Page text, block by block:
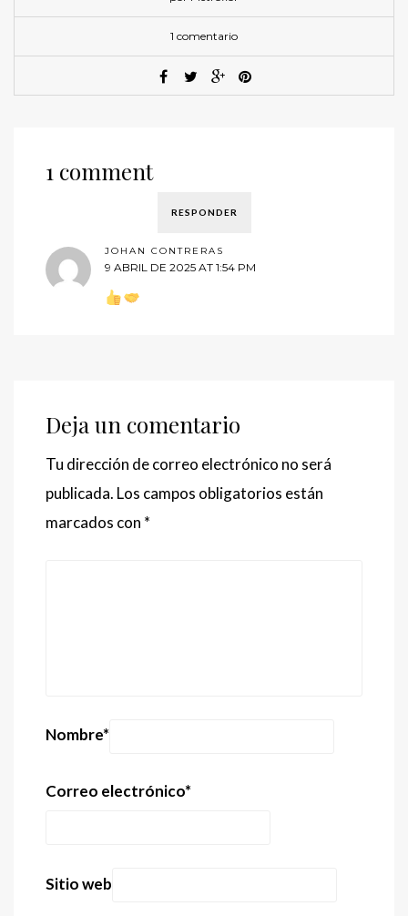
1 comentario
1 comment
RESPONDER
JOHAN CONTRERAS
9 ABRIL DE 2025 AT 1:54 PM
Deja un comentario
Tu dirección de correo electrónico no será
publicada. Los campos obligatorios están
marcados con *
Nombre*
Correo electrónico*
Sitio web